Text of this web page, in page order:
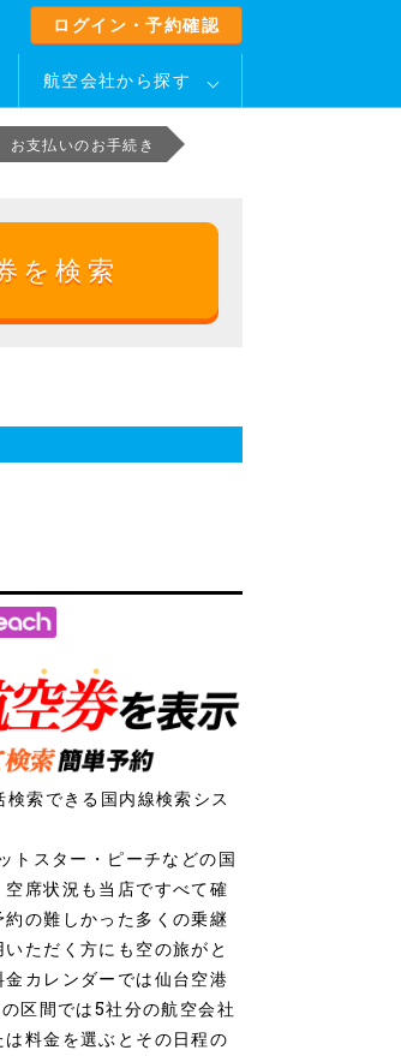
ログイン・予約確認
航空会社から探す
お支払いのお手続き
を検索
索できる国内線検索シス
スター・ピーチなどの国
席状況も当店ですべて確
の難しかった多くの乗継
ただく方にも空の旅がと
カレンダーでは仙台空港
区間では5社分の航空会社
料金を選ぶとその日程の